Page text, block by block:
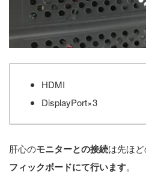
HDMI
DisplayPort×3
肝心のモニターとの接続は先ほ
フィックボードにて行います。